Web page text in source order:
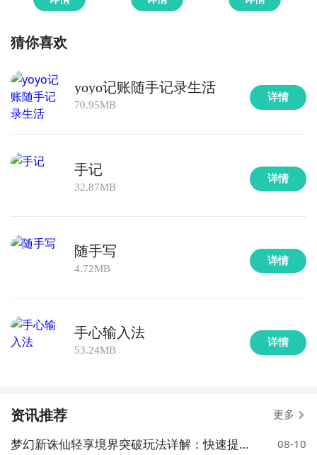
猜你喜欢
yoyo记账随手记录生活
70.95MB
详情
手记
32.87MB
详情
随手写
4.72MB
详情
手心输入法
53.24MB
详情
资讯推荐 更多
梦幻新诛仙轻享境界突破玩法详解：快速提升
08-10